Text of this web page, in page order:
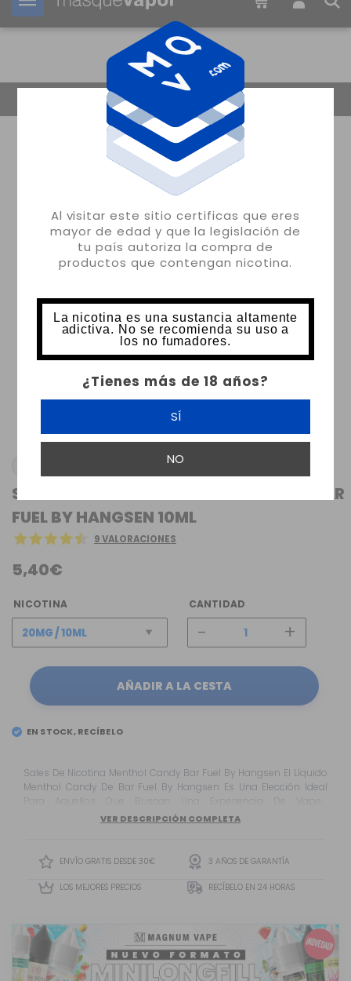
Al visitar este sitio certificas que eres
mayor de edad y que la legislación de
tu país autoriza la compra de
productos que contengan nicotina.
La nicotina es una sustancia altamente
adictiva. No se recomienda su uso a
los no fumadores.
¿Tienes más de 18 años?
SÍ
NO
Tu pedido puede ser enviado en 57m:
SALES DE NICOTINA MENTHOL CANDY BAR
FUEL BY HANGSEN 10ML
9 VALORACIONES
5,40€
NICOTINA CANTIDAD
- +
AÑADIR A LA CESTA
EN STOCK, RECÍBELO
Sales De Nicotina Menthol Candy Bar Fuel By Hangsen El Líquido
Menthol Candy De Bar Fuel By Hangsen Es Una Elección Ideal
Para Aquellos Que Buscan Una Experiencia De Vapeo
Refrescante Y Satisfactoria. Con Su Delicioso Sabor A Caramelo
En Cada Inhalación Y Exhalación. Al Abrir La Bot...
VER DESCRIPCIÓN COMPLETA
ENVÍO GRATIS DESDE 30€ 3 AÑOS DE GARANTÍA
LOS MEJORES PRECIOS RECÍBELO EN 24 HORAS